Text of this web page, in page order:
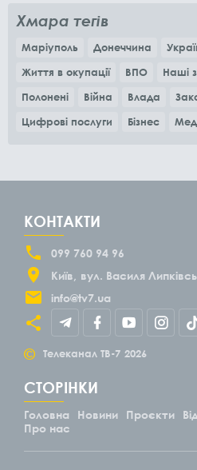
Хмара тегів
Маріуполь Донеччина
Життя в окупації
ВПО Наші
Полонені
Війна Влада
Цифрові послуги
Бізнес
КОНТАКТИ
099 760 94 96
Київ
вул. Василя
info@tv7.ua
© Телеканал ТВ-7 2026
СТОРІНКИ
Головна Новини Проєкти
Про нас